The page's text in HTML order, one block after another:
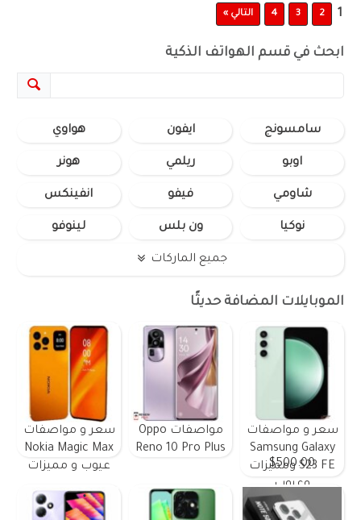
1
2
3
4 التالي »
ابحث في قسم الهواتف الذكية
سامسونج ايفون هواوي
اوبو ريلمي هونر
شاومي فيفو انفينكس
نوكيا ون بلس لينوفو
جميع الماركات
الموبايلات المضافة حديثًا
سعر و مواصفات
Samsung Galaxy
S23 FE ومميزات
وعيوب
$500.00
مواصفات Oppo
Reno 10 Pro Plus
سعر و مواصفات
Nokia Magic Max
عيوب و مميزات